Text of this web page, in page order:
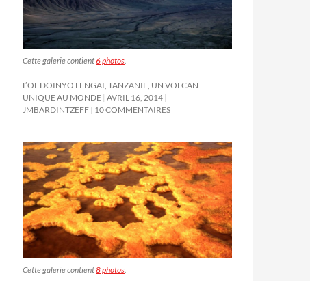
Cette galerie contient6 photos.
L’OL DOINYO LENGAI, TANZANIE, UN VOLCAN
UNIQUE AU MONDE AVRIL 16, 2014
JMBARDINTZEFF 10 COMMENTAIRES
Cette galerie contient8 photos